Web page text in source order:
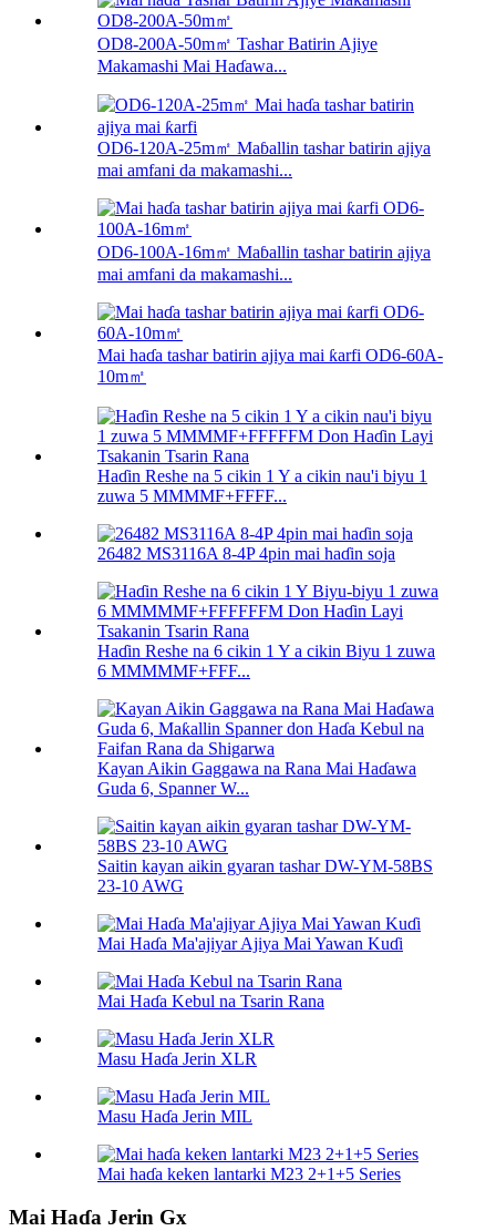
OD8-200A-50m㎡ Tashar Batirin Ajiye
Makamashi Mai Haɗawa...
OD6-120A-25m㎡ Maɓallin tashar batirin ajiya
mai amfani da makamashi...
OD6-100A-16m㎡ Maɓallin tashar batirin ajiya
mai amfani da makamashi...
Mai haɗa tashar batirin ajiya mai ƙarfi OD6-60A-
10m㎡
Haɗin Reshe na 5 cikin 1 Y a cikin nau'i biyu 1
zuwa 5 MMMMF+FFFF...
26482 MS3116A 8-4P 4pin mai haɗin soja
Haɗin Reshe na 6 cikin 1 Y a cikin Biyu 1 zuwa
6 MMMMMF+FFF...
Kayan Aikin Gaggawa na Rana Mai Haɗawa
Guda 6, Spanner W...
Saitin kayan aikin gyaran tashar DW-YM-58BS
23-10 AWG
Mai Haɗa Ma'ajiyar Ajiya Mai Yawan Kuɗi
Mai Haɗa Kebul na Tsarin Rana
Masu Haɗa Jerin XLR
Masu Haɗa Jerin MIL
Mai haɗa keken lantarki M23 2+1+5 Series
Mai Haɗa Jerin Gx